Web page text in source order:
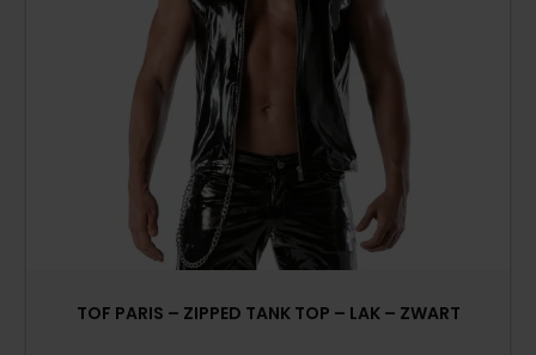
TOF PARIS – ZIPPED TANK TOP – LAK – ZWART